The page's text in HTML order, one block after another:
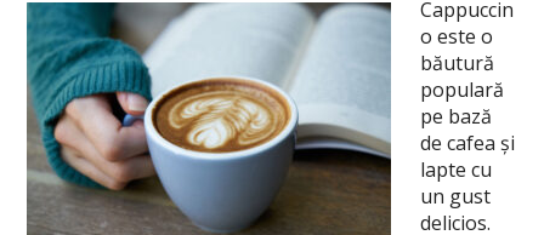
Cappuccin
o este o
băutură
populară
pe bază
de cafea și
lapte cu
un gust
delicios.